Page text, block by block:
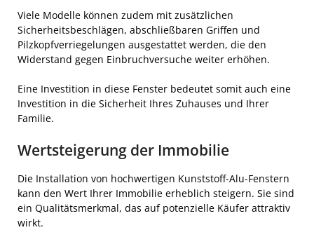
Viele Modelle können zudem mit zusätzlichen
Sicherheitsbeschlägen, abschließbaren Griffen und
Pilzkopfverriegelungen ausgestattet werden, die den
Widerstand gegen Einbruchversuche weiter erhöhen.
Eine Investition in diese Fenster bedeutet somit auch eine
Investition in die Sicherheit Ihres Zuhauses und Ihrer
Familie.
Wertsteigerung der Immobilie
Die Installation von hochwertigen Kunststoff-Alu-Fenstern
kann den Wert Ihrer Immobilie erheblich steigern. Sie sind
ein Qualitätsmerkmal, das auf potenzielle Käufer attraktiv
wirkt.